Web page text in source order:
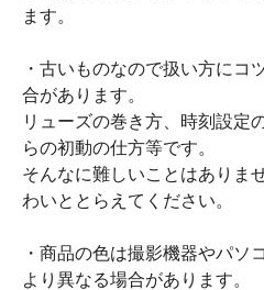
ます。
・古いものなので扱い方にコ
合があります。
リューズの巻き方、時刻設定
らの初動の仕方等です。
そんなに難しいことはありま
わいととらえてください。
・商品の色は撮影機器やパソ
より異なる場合があります。